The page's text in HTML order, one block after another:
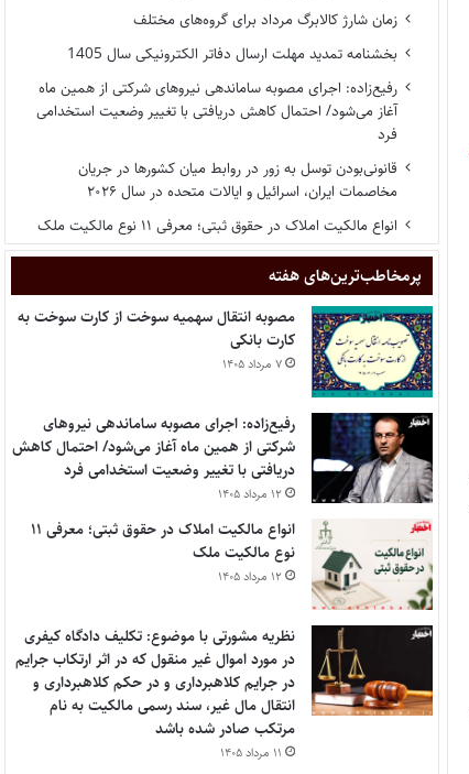
زمان شارژ کالابرگ مرداد برای گروه‌های مختلف
بخشنامه تمدید مهلت ارسال دفاتر الکترونیکی سال 1405
رفیع‌زاده: اجرای مصوبه ساماندهی نیروهای شرکتی از همین ماه
آغاز می‌شود/ احتمال کاهش دریافتی با تغییر وضعیت استخدامی
فرد
قانونی‌بودن توسل به زور در روابط میان کشورها در جریان
مخاصمات ایران، اسرائیل و ایالات متحده در سال ۲۰۲۶
انواع مالکیت املاک در حقوق ثبتی؛ معرفی ۱۱ نوع مالکیت ملک
پر‌مخاطب‌ترین‌های هفته
مصوبه انتقال سهمیه سوخت از کارت سوخت به
کارت بانکی
۷ مرداد ۱۴۰۵
رفیع‌زاده: اجرای مصوبه ساماندهی نیروهای
شرکتی از همین ماه آغاز می‌شود/ احتمال کاهش
دریافتی با تغییر وضعیت استخدامی فرد
۱۲ مرداد ۱۴۰۵
انواع مالکیت املاک در حقوق ثبتی؛ معرفی ۱۱
نوع مالکیت ملک
۱۲ مرداد ۱۴۰۵
نظریه مشورتی با موضوع: تکلیف دادگاه کیفری
در مورد اموال غیر منقول که در اثر ارتکاب جرایم
در جرایم کلاهبرداری و در حکم کلاهبرداری و
انتقال مال غیر، سند رسمی مالکیت به نام
مرتکب صادر شده باشد
۱۱ مرداد ۱۴۰۵